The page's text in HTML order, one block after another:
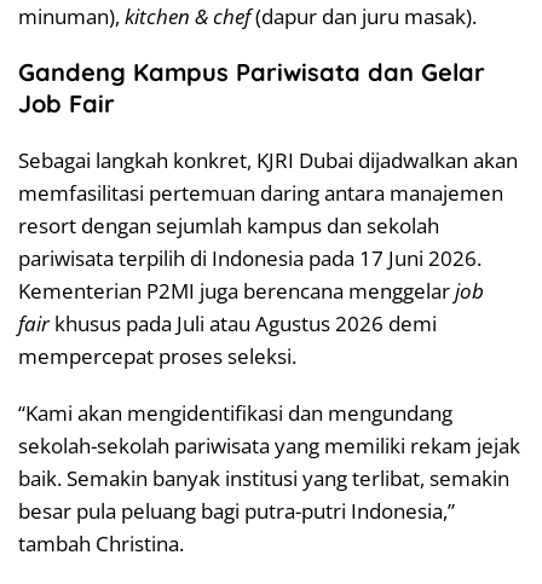
minuman), kitchen & chef(dapur dan juru masak).
Gandeng Kampus Pariwisata dan Gelar
Job Fair
Sebagai langkah konkret, KJRI Dubai dijadwalkan akan
memfasilitasi pertemuan daring antara manajemen
resort dengan sejumlah kampus dan sekolah
pariwisata terpilih di Indonesia pada 17 Juni 2026.
Kementerian P2MI juga berencana menggelarjob
fairkhusus pada Juli atau Agustus 2026 demi
mempercepat proses seleksi.
“Kami akan mengidentifikasi dan mengundang
sekolah-sekolah pariwisata yang memiliki rekam jejak
baik. Semakin banyak institusi yang terlibat, semakin
besar pula peluang bagi putra-putri Indonesia,”
tambah Christina.